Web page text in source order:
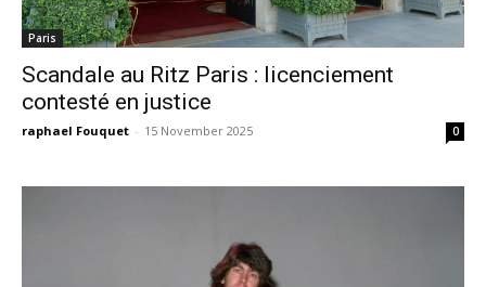
Paris
Scandale au Ritz Paris : licenciement
contesté en justice
raphael Fouquet - 15 November 2025 0